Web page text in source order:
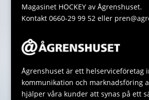
Magasinet HOCKEY av Ågrenshuset.
Kontakt 0660-29 99 52 eller
Ågrenshuset är ett helserviceföretag
kommunikation och marknadsföring
hjälper våra kunder att synas på ett